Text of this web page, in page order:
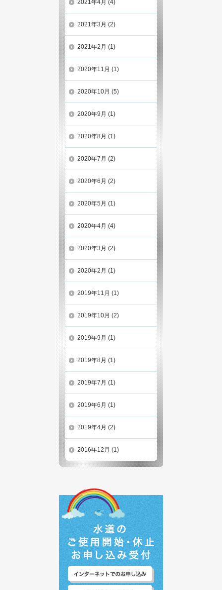
2021年4月 (4)
2021年3月 (2)
2021年2月 (1)
2020年11月 (1)
2020年10月 (5)
2020年9月 (1)
2020年8月 (1)
2020年7月 (2)
2020年6月 (2)
2020年5月 (1)
2020年4月 (4)
2020年3月 (2)
2020年2月 (1)
2019年11月 (1)
2019年10月 (2)
2019年9月 (1)
2019年8月 (1)
2019年7月 (1)
2019年6月 (1)
2019年4月 (2)
2016年12月 (1)